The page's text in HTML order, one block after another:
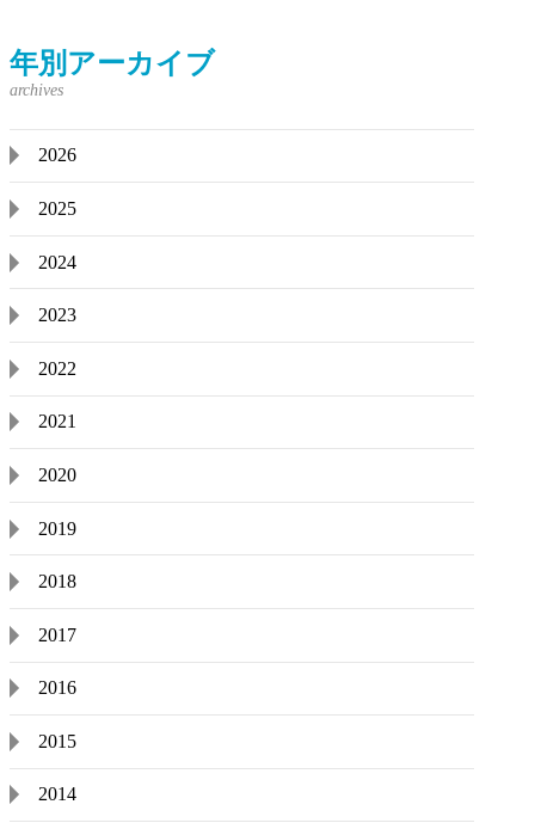
年別アーカイブ
2026
2025
2024
2023
2022
2021
2020
2019
2018
2017
2016
2015
2014